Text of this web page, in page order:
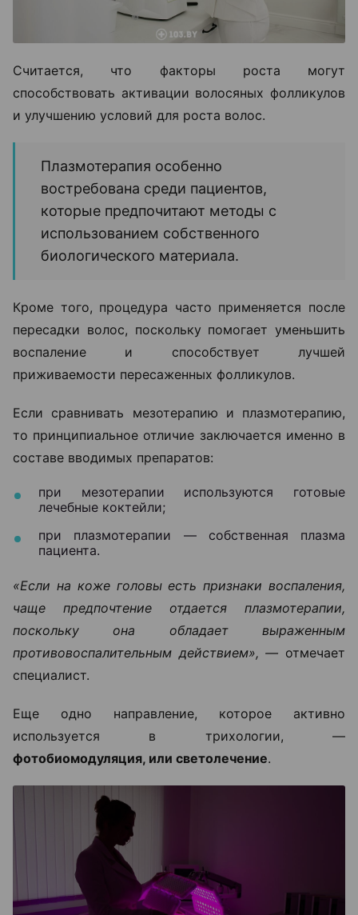
Считается, что факторы роста могут
способствовать активации волосяных фолликулов
и улучшению условий для роста волос.
Плазмотерапия особенно
востребована среди пациентов,
которые предпочитают методы с
использованием собственного
биологического материала.
Кроме того, процедура часто применяется после
пересадки волос, поскольку помогает уменьшить
воспаление и способствует лучшей
приживаемости пересаженных фолликулов.
Если сравнивать мезотерапию и плазмотерапию,
то принципиальное отличие заключается именно в
составе вводимых препаратов:
при мезотерапии используются готовые
лечебные коктейли;
при плазмотерапии — собственная плазма
пациента.
«Если на коже головы есть признаки воспаления,
чаще предпочтение отдается плазмотерапии,
поскольку она обладает выраженным
противовоспалительным действием», — отмечает
специалист.
Еще одно направление, которое активно
используется в трихологии, —
фотобиомодуляция, или светолечение.